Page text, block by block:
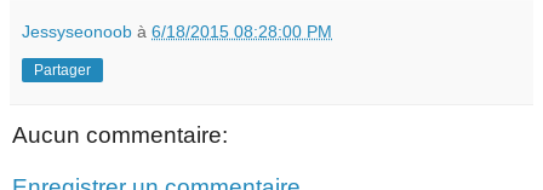
Jessyseonoob à 6/18/2015 08:28:00 PM
Partager
Aucun commentaire: